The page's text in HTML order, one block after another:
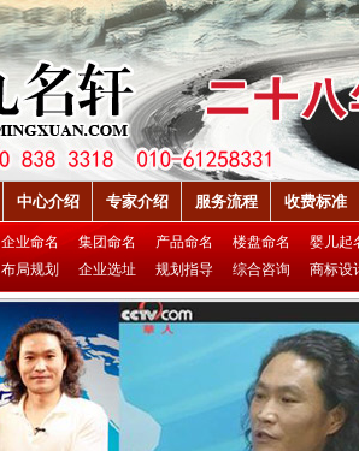
中心介绍 专家介绍 服务流程 收费标准
企业命名 集团命名 产品命名 楼盘命名
婴儿起
布局规划 企业选址 规划指导 综合咨询 商标设